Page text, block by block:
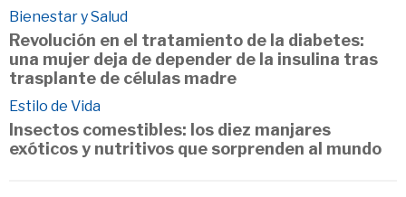
Bienestar y Salud
Revolución en el tratamiento de la diabetes:
una mujer deja de depender de la insulina tras
trasplante de células madre
Estilo de Vida
Insectos comestibles: los diez manjares
exóticos y nutritivos que sorprenden al mundo